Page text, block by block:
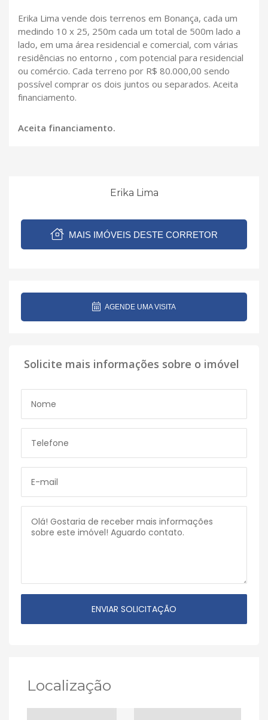
Erika Lima vende dois terrenos em Bonança, cada um
medindo 10 x 25, 250m cada um total de 500m lado a
lado, em uma área residencial e comercial, com várias
residências no entorno , com potencial para residencial
ou comércio. Cada terreno por R$ 80.000,00 sendo
possível comprar os dois juntos ou separados. Aceita
financiamento.
Aceita financiamento.
Erika Lima
MAIS IMÓVEIS DESTE CORRETOR
AGENDE UMA VISITA
Solicite mais informações sobre o imóvel
Localização